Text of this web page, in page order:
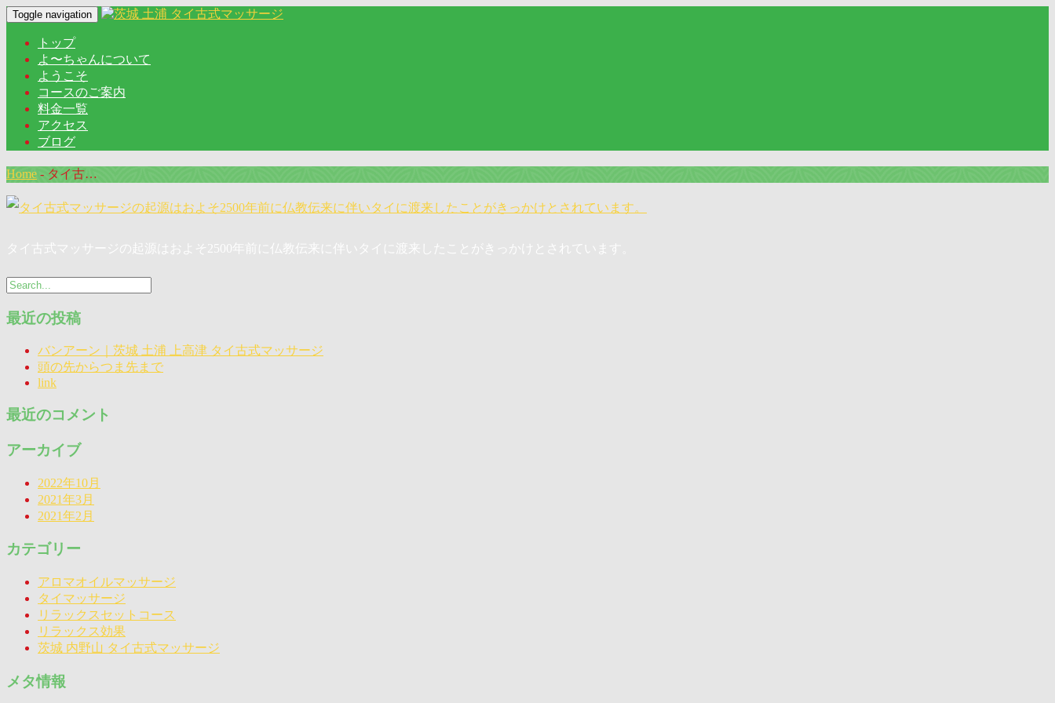
Toggle navigation
トップ
よ〜ちゃんについて
ようこそ
コースのご案内
料金一覧
アクセス
ブログ
Home - タイ古…
タイ古式マッサージの起源はおよそ2500年前に仏教伝来に伴いタイに渡来したことがきっかけとされています。
最近の投稿
バンアーン｜茨城 土浦 上高津 タイ古式マッサージ
頭の先からつま先まで
link
最近のコメント
アーカイブ
2022年10月
2021年3月
2021年2月
カテゴリー
アロマオイルマッサージ
タイマッサージ
リラックスセットコース
リラックス効果
茨城 内野山 タイ古式マッサージ
メタ情報